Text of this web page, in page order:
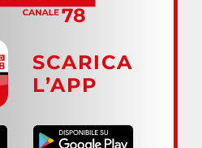
SCARICA
L’APP